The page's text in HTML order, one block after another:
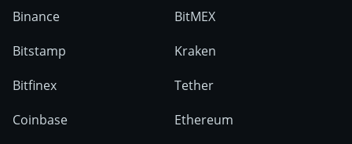
Binance
Bitstamp
Bitfinex
Coinbase
BitMEX
Kraken
Tether
Ethereum